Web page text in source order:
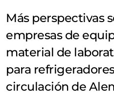
Más perspectivas
empresas de
material de
para
circulación de